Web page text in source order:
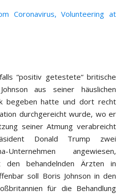
Coronavirus, Volunteering at
“positiv getestete“ britische
aus seiner häuslichen
begeben hatte und dort recht
durchgereicht wurde, wo er
seiner Atmung verabreicht
Donald Trump zwei
Unternehmen angewiesen,
den behandelnden Ärzten in
soll Boris Johnson in den
für die Behandlung